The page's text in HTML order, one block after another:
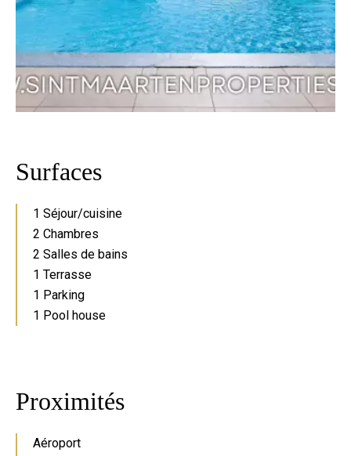
Surfaces
1 Séjour/cuisine
2 Chambres
2 Salles de bains
1 Terrasse
1 Parking
1 Pool house
Proximités
Aéroport